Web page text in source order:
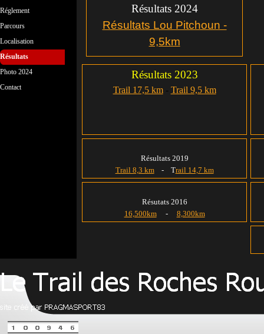
Réglement
Parcours
Localisation
Résultats
Photo 2024
Contact
Résultats 2024
Résultats Lou Pitchoun -
9,5km
Résultats 2023
Trail 17,5 km- Trail 9,5 km
Résultats 2019
Trail 8,3 km- Trail 14,7 km
Résutats 2016
16,500km- 8,300km